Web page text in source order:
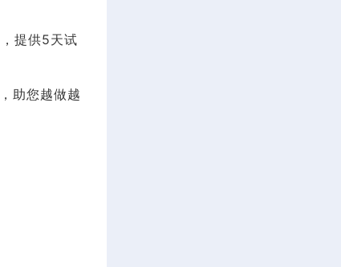
提供5天试
助您越做越